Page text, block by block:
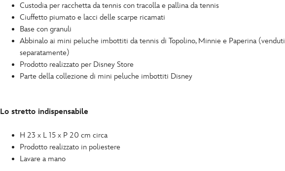
Custodia per racchetta da tennis con tracolla e pallina da tennis
Ciuffetto piumato e lacci delle scarpe ricamati
Base con granuli
Abbinalo ai mini peluche imbottiti da tennis di Topolino, Minnie e Paperina (venduti
separatamente)
Prodotto realizzato per Disney Store
Parte della collezione di mini peluche imbottiti Disney
Lo stretto indispensabile
H 23 x L 15 x P 20 cm circa
Prodotto realizzato in poliestere
Lavare a mano